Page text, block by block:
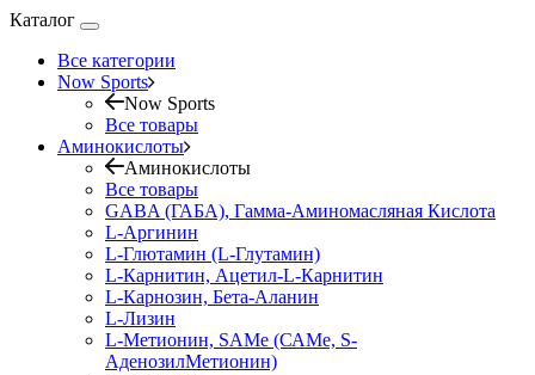
Каталог
Все категории
Now Sports
Now Sports
Все товары
Аминокислоты
Аминокислоты
Все товары
GABA (ГАБА), Гамма-Аминомасляная Кислота
L-Аргинин
L-Глютамин (L-Глутамин)
L-Карнитин, Ацетил-L-Карнитин
L-Карнозин, Бета-Аланин
L-Лизин
L-Метионин, SAMe (САМе, S-
АденозилМетионин)